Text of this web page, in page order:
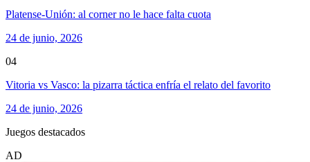
Platense-Unión: al corner no le hace falta cuota
24 de junio, 2026
04
Vitoria vs Vasco: la pizarra táctica enfría el relato del favorito
24 de junio, 2026
Juegos destacados
AD